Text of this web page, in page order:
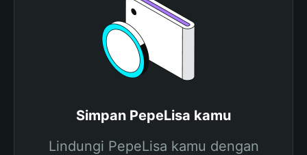
Simpan PepeLisa kamu
Lindungi PepeLisa kamu dengan